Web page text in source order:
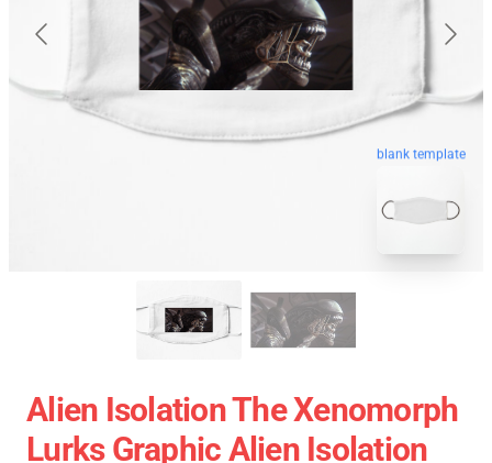
blank template
Alien Isolation The Xenomorph
Lurks Graphic Alien Isolation